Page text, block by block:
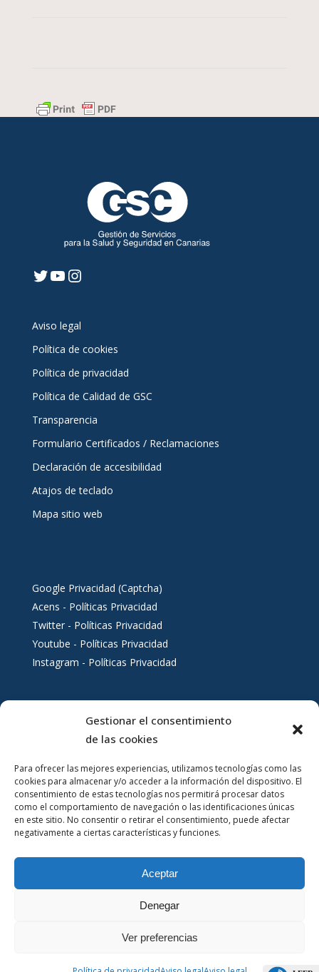
Gestionar el consentimiento
de las cookies
Para ofrecer las mejores experiencias, utilizamos tecnologías como las
cookies para almacenar y/o acceder a la información del dispositivo. El
consentimiento de estas tecnologías nos permitirá procesar datos
como el comportamiento de navegación o las identificaciones únicas
en este sitio. No consentir o retirar el consentimiento, puede afectar
negativamente a ciertas características y funciones.
Aceptar
Denegar
Ver preferencias
Twitter
YouTube
Instagram
Aviso legal
Política de cookies
Política de privacidad
Política de Calidad de GSC
Transparencia
Formulario Certificados / Reclamaciones
Declaración de accesibilidad
Atajos de teclado
Mapa sitio web
Google Privacidad (Captcha)
Acens - Políticas Privacidad
Twitter - Políticas Privacidad
Youtube - Políticas Privacidad
Instagram - Políticas Privacidad
Servicios al ciudadano